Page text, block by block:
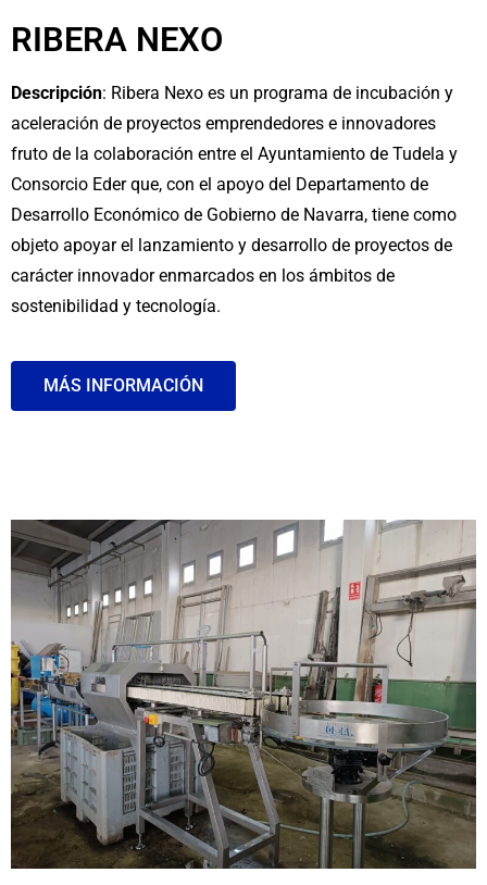
RIBERA NEXO
Descripción: Ribera Nexo es un programa de incubación y
aceleración de proyectos emprendedores e innovadores
fruto de la colaboración entre el Ayuntamiento de Tudela y
Consorcio Eder que, con el apoyo del Departamento de
Desarrollo Económico de Gobierno de Navarra, tiene como
objeto apoyar el lanzamiento y desarrollo de proyectos de
carácter innovador enmarcados en los ámbitos de
sostenibilidad y tecnología.
MÁS INFORMACIÓN